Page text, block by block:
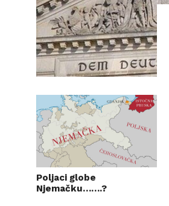
Poljaci globe
Njemačku…….?